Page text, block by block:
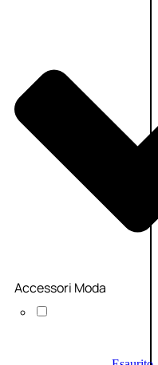
Accessori Moda